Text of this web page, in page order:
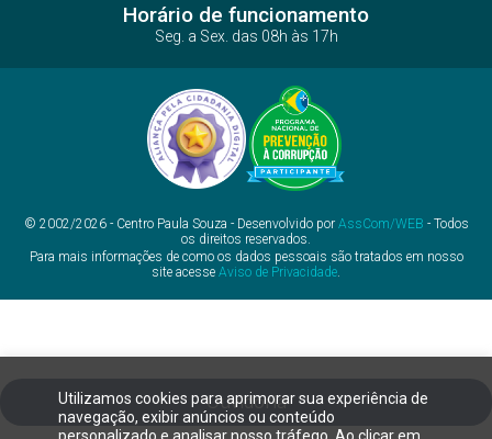
Utilizamos cookies para aprimorar sua experiência de
navegação, exibir anúncios ou conteúdo
Horário de funcionamento
Seg. a Sex. das 08h às 17h
© 2002/2026 - Centro Paula Souza - Desenvolvido por AssCom/WEB - Todos
os direitos reservados.
Para mais informações de como os dados pessoais são tratados em nosso
site acesse Aviso de Privacidade.
Ouvidoria